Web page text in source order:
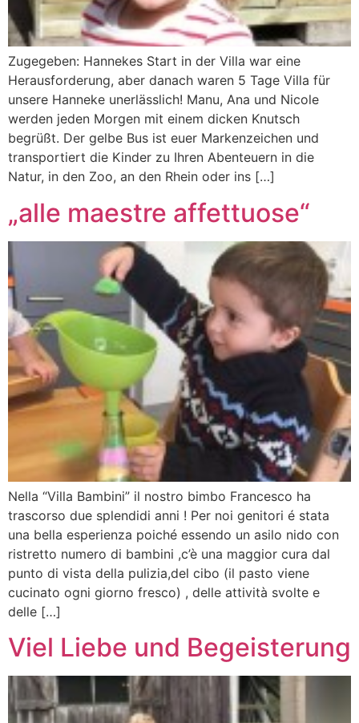
Zugegeben: Hannekes Start in der Villa war eine
Herausforderung, aber danach waren 5 Tage Villa für
unsere Hanneke unerlässlich! Manu, Ana und Nicole
werden jeden Morgen mit einem dicken Knutsch
begrüßt. Der gelbe Bus ist euer Markenzeichen und
transportiert die Kinder zu Ihren Abenteuern in die
Natur, in den Zoo, an den Rhein oder ins […]
„alle maestre affettuose“
Nella “Villa Bambini” il nostro bimbo Francesco ha
trascorso due splendidi anni ! Per noi genitori é stata
una bella esperienza poiché essendo un asilo nido con
ristretto numero di bambini ,c’è una maggior cura dal
punto di vista della pulizia,del cibo (il pasto viene
cucinato ogni giorno fresco) , delle attività svolte e
delle […]
Viel Liebe und Begeisterung